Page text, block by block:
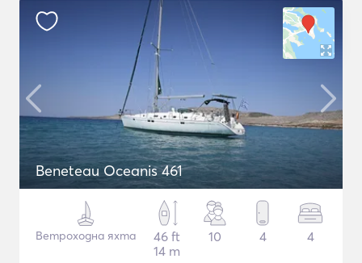
Beneteau Oceanis 461
Ветроходна яхта
46 ft
14 m
10 4 4